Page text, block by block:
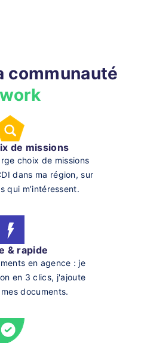
communauté
de missions
choix de missions
dans ma région, sur
qui m’intéressent.
& rapide
en agence : je
en 3 clics, j'ajoute
documents.